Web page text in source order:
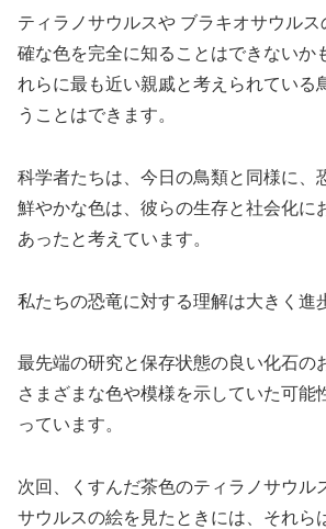
ティラノサウルスや ブラキオサウル
確な色を完全に知ることはできないか
れらに最も近い親戚と考えられている
うことはできます。
科学者たちは、今日の鳥類と同様に、
鮮やかな色は、彼らの生存と社会化に
あったと考えています。
私たちの恐竜に対する理解は大きく進
最先端の研究と保存状態の良い化石の
さまざまな色や模様を示していた可能
っています。
次回、くすんだ茶色のティラノサウル
サウルスの絵を見たときには、それら